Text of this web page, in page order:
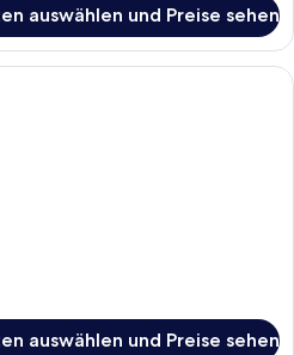
auswählen und Preise sehen
Ein Hotelzimmer mit Bett,
auswählen und Preise sehen